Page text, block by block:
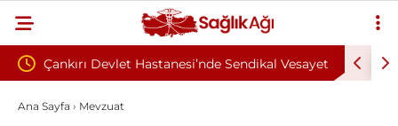
Sendikal Vesayet
Talep Edildi
Kahramanmaraş İstiklal Üniversitesi
Ana Sayfa › Mevzuat